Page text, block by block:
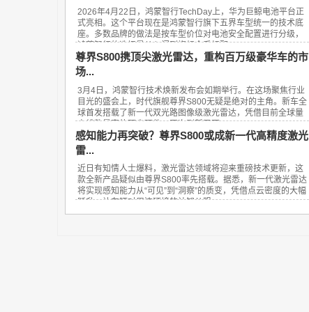
2026年4月22日，鸿蒙智行TechDay上，华为巨鲸电池平台正
式亮相。这个平台现在是鸿蒙智行旗下五界车型统一的技术底
座。多数品牌的做法是按车型价位对电池安全配置进行分级，
鸿蒙智行的选择是从入门到旗舰全系标配...
尊界S800携顶尖激光雷达，重构百万级豪华车的市
场...
3月4日，鸿蒙智行技术焕新发布会如期举行。在这场聚焦行业
目光的盛会上，时代旗舰尊界S800无疑是绝对的主角。新车全
球首发搭载了新一代双光路图像级激光雷达，凭借目前全球量
产线数最高的顶尖硬件，再次刷新了百...
感知能力再突破？尊界S800或成新一代高精度激光
雷...
近日有知情人士爆料，激光雷达领域将迎来重磅技术更新，这
款全新产品疑似由尊界S800率先搭载。据悉，新一代激光雷达
将实现感知能力从“可见”到“洞察”的质变，凭借点云密度的大幅
跃升，让车辆对周边环境的认知从粗...